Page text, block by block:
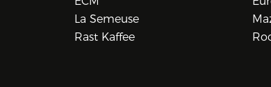
La Semeuse
Rast Kaffee